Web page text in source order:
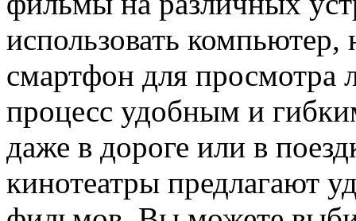
использовать
смартфон для просмотра
процесс удобным и
даже в дороге или в
кинотеатры предлагают